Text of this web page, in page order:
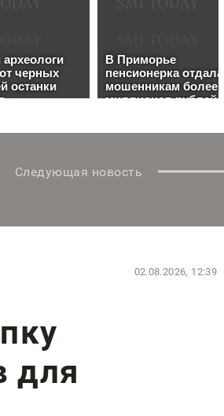
Следующая новость
02.08.2026, 12:39
для